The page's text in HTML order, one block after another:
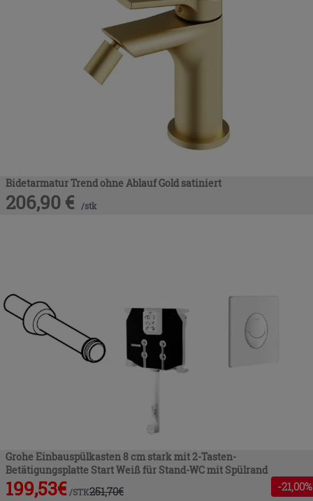
Bidetarmatur Trend ohne Ablauf Gold satiniert
206,90 € /stk
Grohe Einbauspülkasten 8 cm stark mit 2-Tasten-
Betätigungsplatte Start Weiß für Stand-WC mit Spülrand
199,53€ /STK251,70€ -21,00%